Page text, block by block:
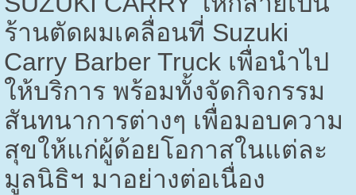
ร้านตัดผมเคลื่อนที่ Suzuki
Carry Barber Truck เพื่อนำไป
ให้บริการ พร้อมทั้งจัดกิจกรรม
สันทนาการต่างๆ เพื่อมอบความ
สุขให้แก่ผู้ด้อยโอกาสในแต่ละ
มูลนิธิฯ มาอย่างต่อเนื่อง